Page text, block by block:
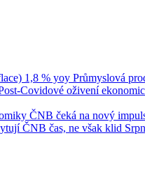
1,8 % yoy Průmyslová
Covidové oživení
ČNB čeká na nový
ČNB čas, ne však klid